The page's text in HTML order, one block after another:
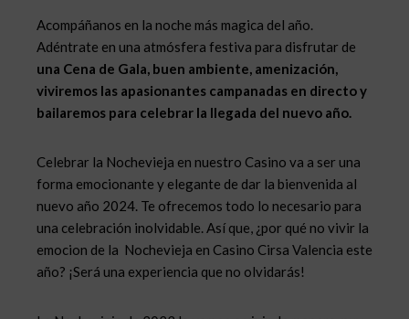
Acompáñanos en la noche más magica del año.
Adéntrate en una atmósfera festiva para disfrutar de
una Cena de Gala, buen ambiente, amenización,
viviremos las apasionantes campanadas en directo y
bailaremos para celebrar la llegada del nuevo año.
Celebrar la Nochevieja en nuestro Casino va a ser una
forma emocionante y elegante de dar la bienvenida al
nuevo año 2024. Te ofrecemos todo lo necesario para
una celebración inolvidable. Así que, ¿por qué no vivir la
emocion de la Nochevieja en Casino Cirsa Valencia este
año? ¡Será una experiencia que no olvidarás!